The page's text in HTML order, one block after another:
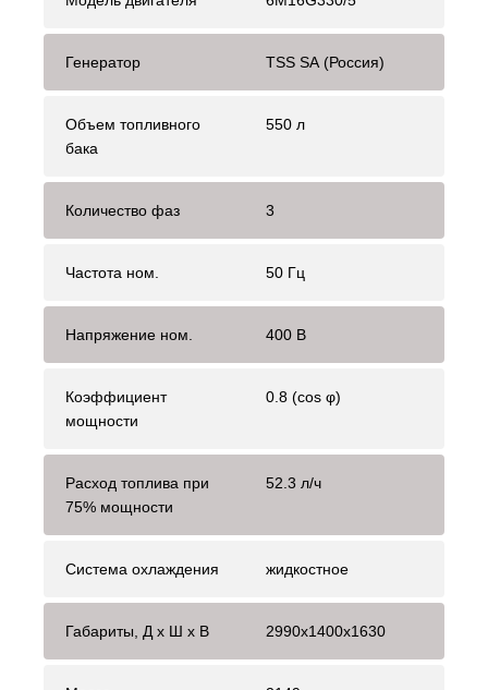
Генератор TSS SA (Россия)
Объем топливного
бака
550 л
Количество фаз 3
Частота ном. 50 Гц
Напряжение ном. 400 В
Коэффициент
мощности
0.8 (cos φ)
Расход топлива при
75% мощности
52.3 л/ч
Система охлаждения жидкостное
Габариты, Д x Ш x В 2990x1400x1630